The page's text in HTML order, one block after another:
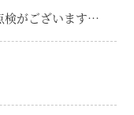
検がございます…